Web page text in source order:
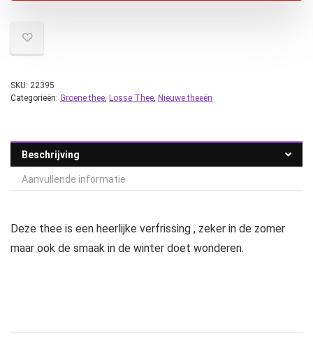
SKU: 22395
Categorieën: Groene thee, Losse Thee, Nieuwe theeën
Beschrijving
Aanvullende informatie
Deze thee is een heerlijke verfrissing , zeker in de zomer
maar ook de smaak in de winter doet wonderen.